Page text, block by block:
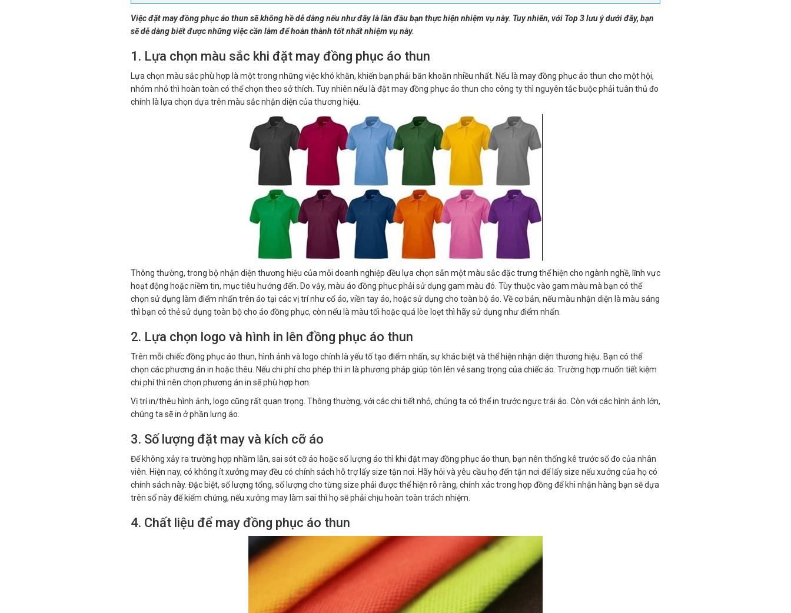
Việc đặt may đồng phục áo thun sẽ không hề dễ dàng nếu như đây là lần đầu bạn thực hiện nhiệm vụ này. Tuy nhiên, với Top 3 lưu ý dưới đây, bạn
sẽ dễ dàng biết được những việc cần làm để hoàn thành tốt nhất nhiệm vụ này.
1. Lựa chọn màu sắc khi đặt may đồng phục áo thun
Lựa chọn màu sắc phù hợp là một trong những việc khó khăn, khiến bạn phải băn khoăn nhiều nhất. Nếu là may đồng phục áo thun cho một hội,
nhóm nhỏ thì hoàn toàn có thể chọn theo sở thích. Tuy nhiên nếu là đặt may đồng phục áo thun cho công ty thì nguyên tắc buộc phải tuân thủ đo
chính là lựa chọn dựa trên màu sắc nhận diện của thương hiệu.
Thông thường, trong bộ nhận diện thương hiệu của mỗi doanh nghiệp đều lựa chọn sẵn một màu sắc đặc trưng thể hiện cho ngành nghề, lĩnh vực
hoạt động hoặc niềm tin, mục tiêu hướng đến. Do vậy, màu áo đồng phục phải sử dụng gam màu đó. Tùy thuộc vào gam màu mà bạn có thể
chọn sử dụng làm điểm nhấn trên áo tại các vị trí như cổ áo, viền tay áo, hoặc sử dụng cho toàn bộ áo. Về cơ bản, nếu màu nhận diện là màu sáng
thì bạn có thẻ sử dụng toàn bộ cho áo đồng phục, còn nếu là màu tối hoặc quá lòe loẹt thì hãy sử dụng như điểm nhấn.
2. Lựa chọn logo và hình in lên đồng phục áo thun
Trên mỗi chiếc đồng phục áo thun, hình ảnh và logo chính là yếu tố tạo điểm nhấn, sự khác biệt và thể hiện nhận diện thương hiệu. Bạn có thể
chọn các phương án in hoặc thêu. Nếu chi phí cho phép thì in là phương pháp giúp tôn lên vẻ sang trọng của chiếc áo. Trường hợp muốn tiết kiệm
chi phí thì nên chọn phương án in sẽ phù hợp hơn.
Vị trí in/thêu hình ảnh, logo cũng rất quan trọng. Thông thường, với các chi tiết nhỏ, chúng ta có thể in trước ngực trái áo. Còn với các hình ảnh lớn,
chúng ta sẽ in ở phần lưng áo.
3. Số lượng đặt may và kích cỡ áo
Để không xảy ra trường hợp nhầm lẫn, sai sót cỡ áo hoặc số lượng áo thì khi đặt may đồng phục áo thun, bạn nên thống kê trước số đo của nhân
viên. Hiện nay, có không ít xưởng may đều có chính sách hỗ trợ lấy size tận nơi. Hãy hỏi và yêu cầu họ đến tận nơi để lấy size nếu xưởng của họ có
chính sách này. Đặc biệt, số lượng tổng, số lượng cho từng size phải được thể hiện rõ ràng, chính xác trong hợp đồng để khi nhận hàng bạn sẽ dựa
trên số này để kiểm chứng, nếu xưởng may làm sai thì họ sẽ phải chịu hoàn toàn trách nhiệm.
4. Chất liệu để may đồng phục áo thun